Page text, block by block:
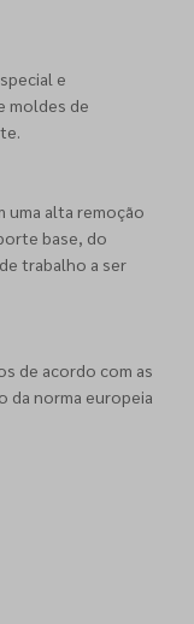
e
moldes de
uma alta remoção
base, do
trabalho a ser
de acordo com as
da norma europeia